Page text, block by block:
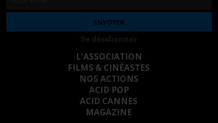
Se désabonner
L'ASSOCIATION
FILMS & CINÉASTES
NOS ACTIONS
ACID POP
ACID CANNES
MAGAZINE